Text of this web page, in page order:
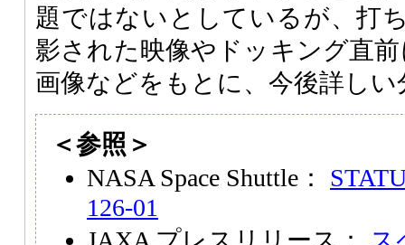
題ではないとしているが、打
影された映像やドッキング直
画像などをもとに、今後詳し
＜参照＞
NASA Space Shuttle：
126-01